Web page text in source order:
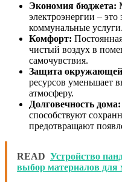
Экономия бюджета:
электроэнергии – это
коммунальные услуги.
Комфорт:
чистый воздух в
самочувствия.
Защита
ресурсов уменьшает
атмосферу.
Долговечность дома:
способствуют
предотвращают
READ Устройство
выбор материалов для